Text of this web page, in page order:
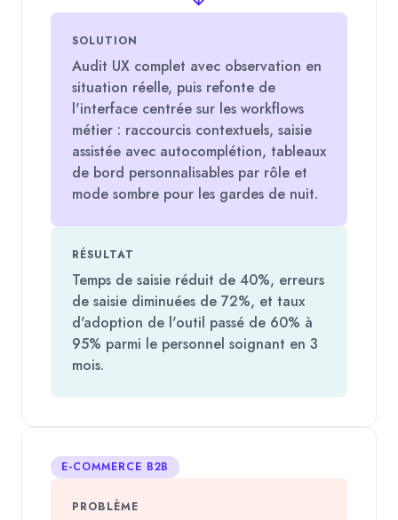
SOLUTION
Audit UX complet avec observation en
situation réelle, puis refonte de
l'interface centrée sur les workflows
métier : raccourcis contextuels, saisie
assistée avec autocomplétion, tableaux
de bord personnalisables par rôle et
mode sombre pour les gardes de nuit.
RÉSULTAT
Temps de saisie réduit de 40%, erreurs
de saisie diminuées de 72%, et taux
d'adoption de l'outil passé de 60% à
95% parmi le personnel soignant en 3
mois.
E-COMMERCE B2B
PROBLÈME